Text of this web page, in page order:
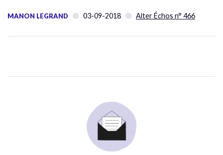
MANON LEGRAND 03-09-2018 Alter Échos n° 466